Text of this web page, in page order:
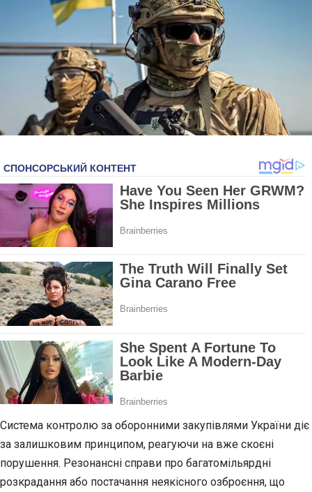
Система контролю за оборонними закупівлями України діє
за залишковим принципом, реагуючи на вже скоєні
порушення. Резонансні справи про багатомільярдні
розкрадання або постачання неякісного озброєння, що